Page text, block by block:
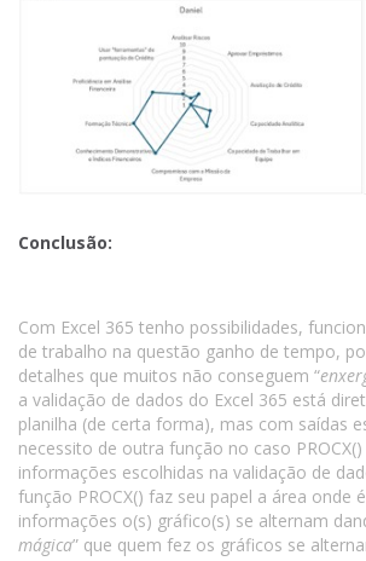
Conclusão:
Com Excel 365 tenho possibilidades,
de trabalho na questão ganho de tempo,
detalhes que muitos não conseguem “
a validação de dados do Excel 365 está
planilha (de certa forma), mas com saídas
necessito de outra função no caso
informações escolhidas na validação de
função PROCX() faz seu papel a área onde
informações o(s) gráfico(s) se alternam
mágica” que quem fez os gráficos se